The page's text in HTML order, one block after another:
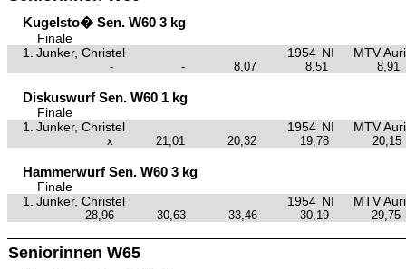
Kugelsto� Sen. W60 3 kg
Finale
1.
Junker, Christel 1954 NI MTV
- - 8,07 8,51 8,91
Diskuswurf Sen. W60 1 kg
Finale
1.
Junker, Christel 1954 NI MTV
x 21,01 20,32 19,78 20,15
Hammerwurf Sen. W60 3 kg
Finale
1.
Junker, Christel 1954 NI MTV
28,96 30,63 33,46 30,19 29,75
Seniorinnen W65